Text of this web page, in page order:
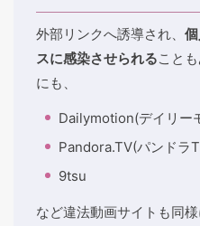
外部リンクへ誘導され、
スに感染させられること
にも、
Dailymotion(デイリー
Pandora.TV(パンドラ
9tsu
など違法動画サイトも同